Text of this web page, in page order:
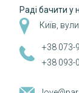
Раді бачити у
Київ,
+38 073-
+38 093-